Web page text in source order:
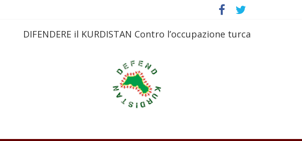
DIFENDERE il KURDISTAN Contro l’occupazione turca